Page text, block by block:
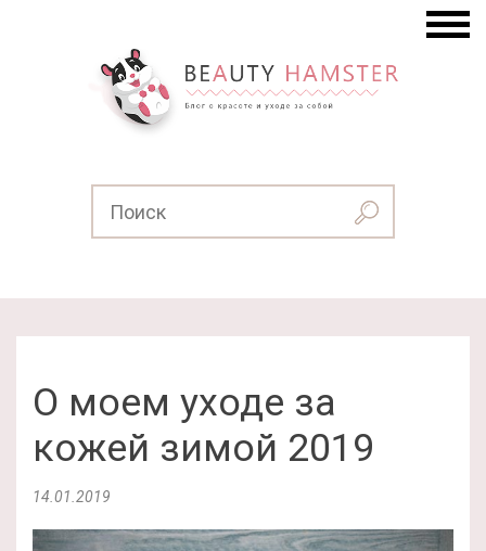
О моем уходе за
кожей зимой 2019
14.01.2019